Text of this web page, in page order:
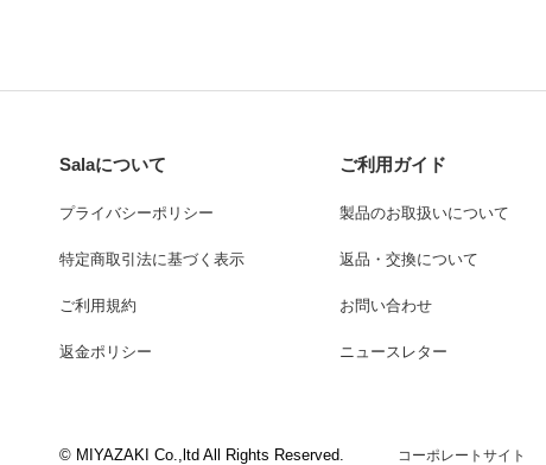
Salaについて
プライバシーポリシー
特定商取引法に基づく表示
ご利用規約
返金ポリシー
ご利用ガイド
製品のお取扱いについて
返品・交換について
お問い合わせ
ニュースレター
© MIYAZAKI Co.,ltd All Rights Reserved. コーポレートサイト